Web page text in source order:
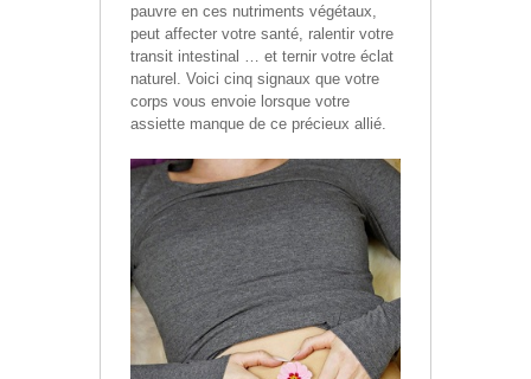
pauvre en ces nutriments végétaux,
peut affecter votre santé, ralentir votre
transit intestinal … et ternir votre éclat
naturel. Voici cinq signaux que votre
corps vous envoie lorsque votre
assiette manque de ce précieux allié.